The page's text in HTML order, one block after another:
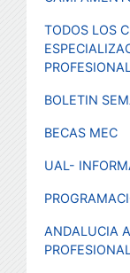
TODOS LOS
BOLETIN
BECAS MEC
UAL-
ANDALUCIA